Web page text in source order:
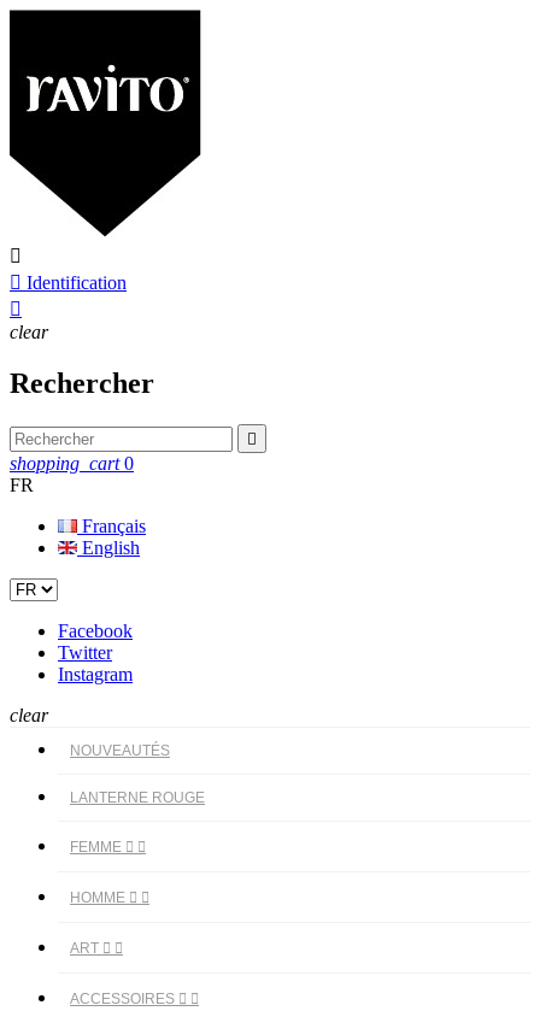

 Identification

clear
Rechercher

shopping_cart 0
FR
Français
English
Facebook
Twitter
Instagram
clear
NOUVEAUTÉS
LANTERNE ROUGE
FEMME  
HOMME  
ART  
ACCESSOIRES  